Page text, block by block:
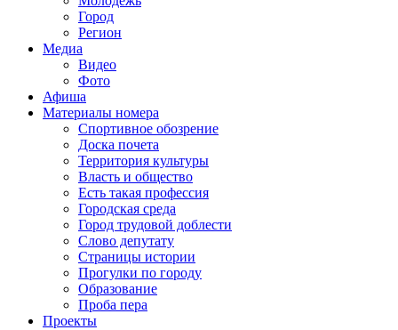
Город
Регион
Медиа
Видео
Фото
Афиша
Материалы номера
Спортивное обозрение
Доска почета
Территория культуры
Власть и общество
Есть такая профессия
Городская среда
Город трудовой доблести
Слово депутату
Страницы истории
Прогулки по городу
Образование
Проба пера
Проекты